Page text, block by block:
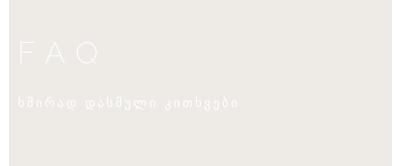
FAQ
ხშირად დასმული კითხვები